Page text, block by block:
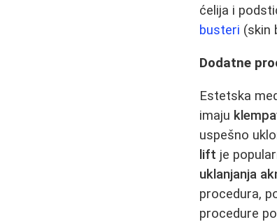
ćelija i
busteri (skin
Dodatne
Estetska
imaju
uspešno
lift je
uklanjanja
procedura,
procedure